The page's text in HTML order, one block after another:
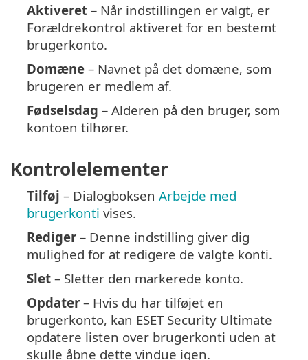
Aktiveret – Når indstillingen er valgt, er
Forældrekontrol aktiveret for en bestemt
brugerkonto.
Domæne – Navnet på det domæne, som
brugeren er medlem af.
Fødselsdag – Alderen på den bruger, som
kontoen tilhører.
Kontrolelementer
Tilføj – Dialogboksen Arbejde med
brugerkonti vises.
Rediger – Denne indstilling giver dig
mulighed for at redigere de valgte konti.
Slet – Sletter den markerede konto.
Opdater – Hvis du har tilføjet en
brugerkonto, kan ESET Security Ultimate
opdatere listen over brugerkonti uden at
skulle åbne dette vindue igen.